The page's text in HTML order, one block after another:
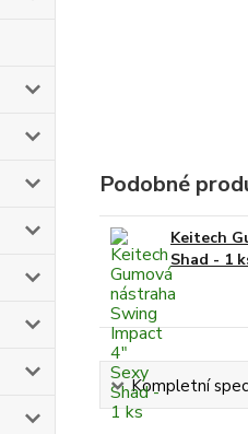
Podobné
Keitech
Shad - 1
Kompletní